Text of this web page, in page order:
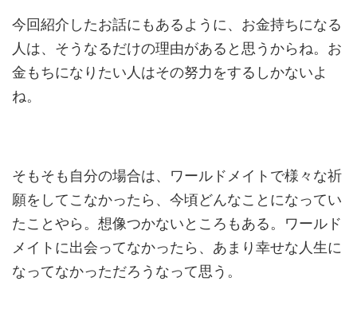
今回紹介したお話にもあるように、お金持ちになる
人は、そうなるだけの理由があると思うからね。お
金もちになりたい人はその努力をするしかないよ
ね。
そもそも自分の場合は、ワールドメイトで様々な祈
願をしてこなかったら、今頃どんなことになってい
たことやら。想像つかないところもある。ワールド
メイトに出会ってなかったら、あまり幸せな人生に
なってなかっただろうなって思う。